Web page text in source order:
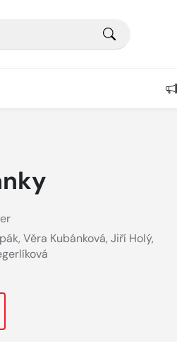
, Věra Kubánková, Jiří Holý,